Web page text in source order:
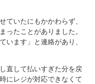
ていたにもかかわらず、
ったことがありました。
います」と連絡があり、
直して払いすぎた分を戻
にレジが対応できなくて